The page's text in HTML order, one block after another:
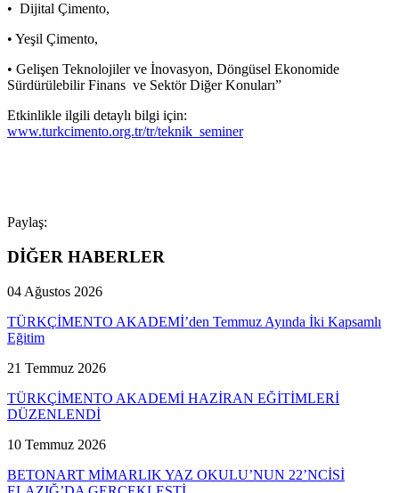
• Dijital Çimento,
• Yeşil Çimento,
• Gelişen Teknolojiler ve İnovasyon, Döngüsel Ekonomide
Sürdürülebilir Finans ve Sektör Diğer Konuları”
Etkinlikle ilgili detaylı bilgi için:
www.turkcimento.org.tr/tr/teknik_seminer
Paylaş:
DİĞER HABERLER
04 Ağustos 2026
TÜRKÇİMENTO AKADEMİ’den Temmuz Ayında İki Kapsamlı
Eğitim
21 Temmuz 2026
TÜRKÇİMENTO AKADEMİ HAZİRAN EĞİTİMLERİ
DÜZENLENDİ
10 Temmuz 2026
BETONART MİMARLIK YAZ OKULU’NUN 22’NCİSİ